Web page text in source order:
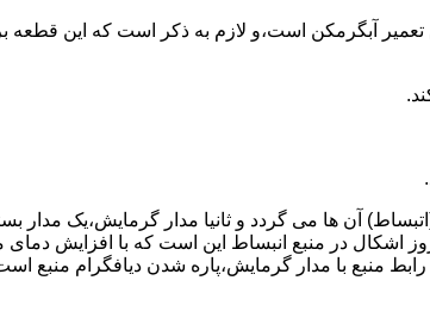
تعمیر آبگرمکن است،و لازم به ذکر است که این
آن ها می گردد و ثانیا مدار گرمایش،یک
اشکال در منبع انبساط این است که با افزایش
رابط منبع با مدار گرمایش،پاره شدن دیافگرام منبع